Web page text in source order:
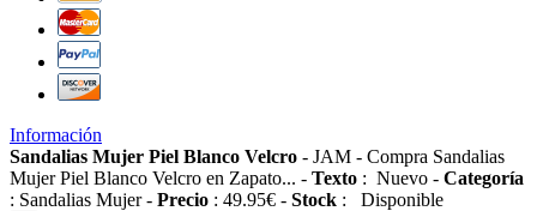
Información
Sandalias Mujer Piel Blanco Velcro - JAM - Compra Sandalias
Mujer Piel Blanco Velcro en Zapato... - Texto : Nuevo - Categoría
: Sandalias Mujer- Precio : 49.95€ - Stock : Disponible